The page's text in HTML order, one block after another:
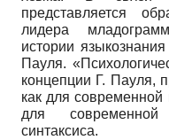
представляется
лидера
истории
Пауля.
концепции Г. Пауля,
как для современной
для современной
синтаксиса.